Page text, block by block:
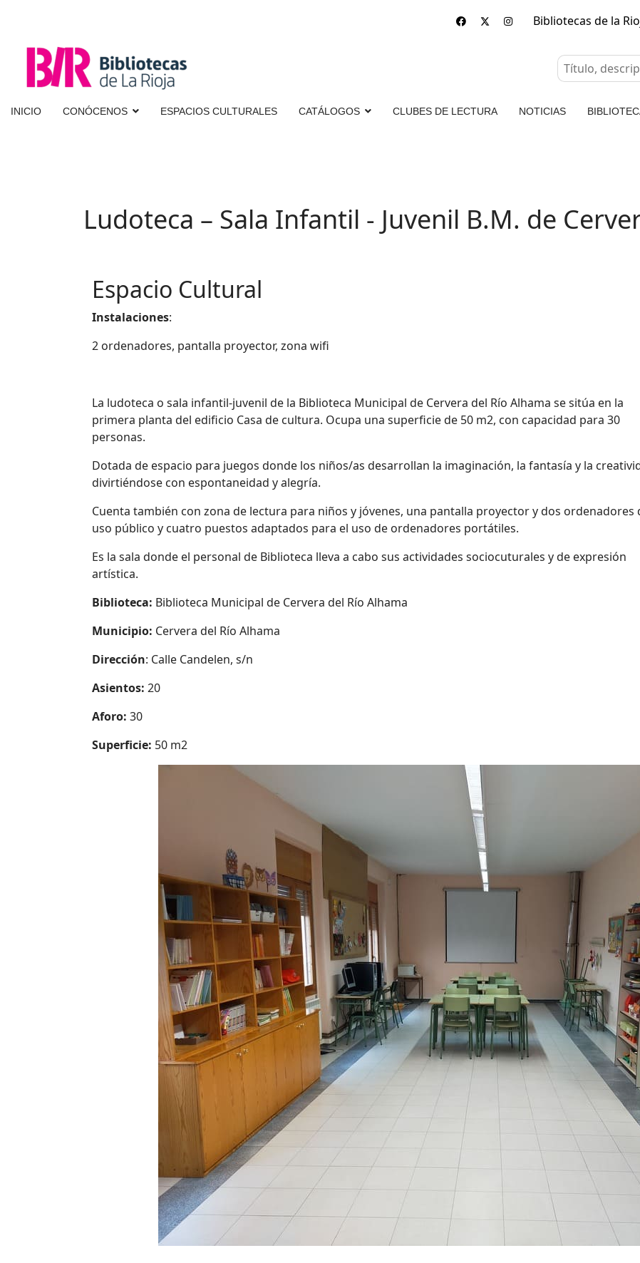
Bibliotecas de la
INICIO CONÓCENOS ESPACIOS CULTURALES CATÁLOGOS CLUBES DE LECTURA NOTICIAS
Ludoteca – Sala Infantil - Juvenil B.M. de
Espacio Cultural
Instalaciones:
2 ordenadores, pantalla proyector, zona wifi
La ludoteca o sala infantil-juvenil de la Biblioteca Municipal de Cervera del Río Alhama se sitúa en la
primera planta del edificio Casa de cultura. Ocupa una superficie de 50 m2, con capacidad para 30
personas.
Dotada de espacio para juegos donde los niños/as desarrollan la imaginación, la fantasía y la
divirtiéndose con espontaneidad y alegría.
Cuenta también con zona de lectura para niños y jóvenes, una pantalla proyector y dos ordenadores
uso público y cuatro puestos adaptados para el uso de ordenadores portátiles.
Es la sala donde el personal de Biblioteca lleva a cabo sus actividades sociocuturales y de expresión
artística.
Biblioteca: Biblioteca Municipal de Cervera del Río Alhama
Municipio: Cervera del Río Alhama
Dirección: Calle Candelen, s/n
Asientos: 20
Aforo: 30
Superficie: 50 m2